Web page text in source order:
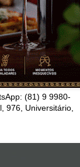
(81) 9 9980-
976, Universitário,